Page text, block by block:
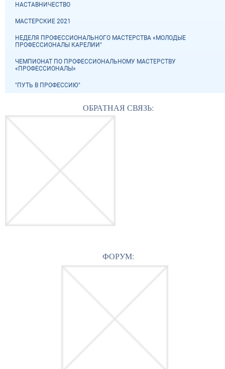
НАСТАВНИЧЕСТВО
МАСТЕРСКИЕ 2021
НЕДЕЛЯ ПРОФЕССИОНАЛЬНОГО МАСТЕРСТВА «МОЛОДЫЕ
ПРОФЕССИОНАЛЫ КАРЕЛИИ"
ЧЕМПИОНАТ ПО ПРОФЕССИОНАЛЬНОМУ МАСТЕРСТВУ
«ПРОФЕССИОНАЛЫ»
"ПУТЬ В ПРОФЕССИЮ"
ОБРАТНАЯ СВЯЗЬ:
ФОРУМ: